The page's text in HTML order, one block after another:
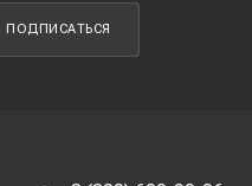
ПОДПИСАТЬСЯ